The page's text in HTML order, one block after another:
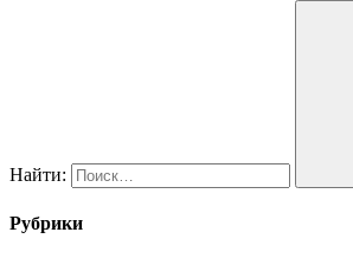
Найти:
Рубрики